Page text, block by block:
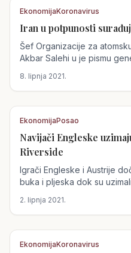
EkonomijaKoronavirus
Iran u potpunosti
Šef Organizacije za
Akbar Salehi u je pismu
8. lipnja 2021.
Austrija
EkonomijaPosao
Navijači Engleske
Riverside
Igrači Engleske i Austrije
buka i pljeska dok su
2. lipnja 2021.
EkonomijaKoronavirus